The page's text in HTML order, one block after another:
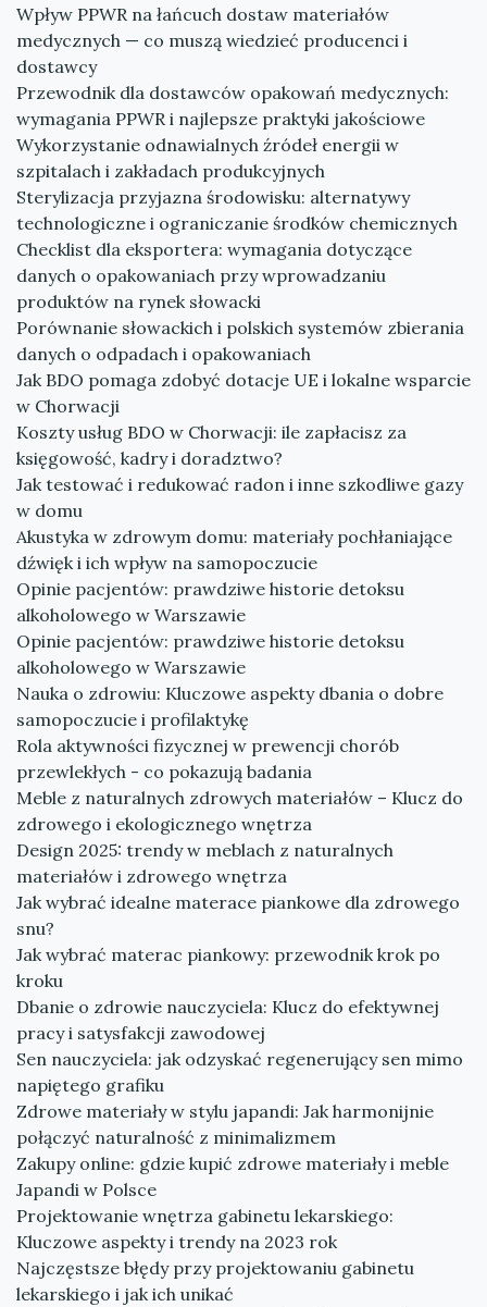
Wpływ PPWR na łańcuch dostaw materiałów
medycznych — co muszą wiedzieć producenci i
dostawcy
Przewodnik dla dostawców opakowań medycznych:
wymagania PPWR i najlepsze praktyki jakościowe
Wykorzystanie odnawialnych źródeł energii w
szpitalach i zakładach produkcyjnych
Sterylizacja przyjazna środowisku: alternatywy
technologiczne i ograniczanie środków chemicznych
Checklist dla eksportera: wymagania dotyczące
danych o opakowaniach przy wprowadzaniu
produktów na rynek słowacki
Porównanie słowackich i polskich systemów zbierania
danych o odpadach i opakowaniach
Jak BDO pomaga zdobyć dotacje UE i lokalne wsparcie
w Chorwacji
Koszty usług BDO w Chorwacji: ile zapłacisz za
księgowość, kadry i doradztwo?
Jak testować i redukować radon i inne szkodliwe gazy
w domu
Akustyka w zdrowym domu: materiały pochłaniające
dźwięk i ich wpływ na samopoczucie
Opinie pacjentów: prawdziwe historie detoksu
alkoholowego w Warszawie
Opinie pacjentów: prawdziwe historie detoksu
alkoholowego w Warszawie
Nauka o zdrowiu: Kluczowe aspekty dbania o dobre
samopoczucie i profilaktykę
Rola aktywności fizycznej w prewencji chorób
przewlekłych - co pokazują badania
Meble z naturalnych zdrowych materiałów – Klucz do
zdrowego i ekologicznego wnętrza
Design 2025: trendy w meblach z naturalnych
materiałów i zdrowego wnętrza
Jak wybrać idealne materace piankowe dla zdrowego
snu?
Jak wybrać materac piankowy: przewodnik krok po
kroku
Dbanie o zdrowie nauczyciela: Klucz do efektywnej
pracy i satysfakcji zawodowej
Sen nauczyciela: jak odzyskać regenerujący sen mimo
napiętego grafiku
Zdrowe materiały w stylu japandi: Jak harmonijnie
połączyć naturalność z minimalizmem
Zakupy online: gdzie kupić zdrowe materiały i meble
Japandi w Polsce
Projektowanie wnętrza gabinetu lekarskiego:
Kluczowe aspekty i trendy na 2023 rok
Najczęstsze błędy przy projektowaniu gabinetu
lekarskiego i jak ich unikać